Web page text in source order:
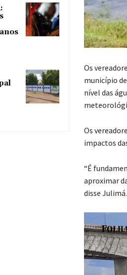
Os
município
nível das
Os
impactos
“É
aproximar
disse Julimá.